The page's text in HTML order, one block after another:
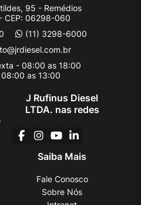
95 - Remédios
CEP: 06298-060
(11) 3298-6000
- 08:00 as 18:00
as 13:00
J Rufinus Diesel
LTDA. nas redes
Saiba Mais
Fale Conosco
Sobre Nós